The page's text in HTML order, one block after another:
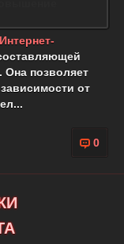
Она позволяет
от
0